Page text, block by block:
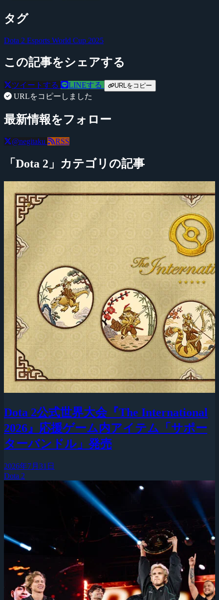
タグ
Dota 2 Esports World Cup 2025
この記事をシェアする
ツイートする LINEする URLをコピー
URLをコピーしました
最新情報をフォロー
@negitaku RSS
「Dota 2」カテゴリの記事
Dota 2公式世界大会『The International
2026』応援ゲーム内アイテム「サポー
ターバンドル」発売
2026年7月31日
Dota 2